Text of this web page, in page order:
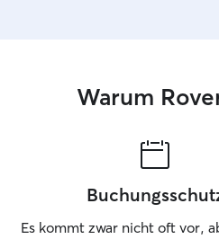
Warum
Es kommt zwar nicht oft vor,